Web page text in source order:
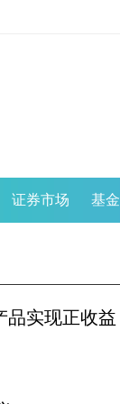
证券市场 基金
品实现正收益